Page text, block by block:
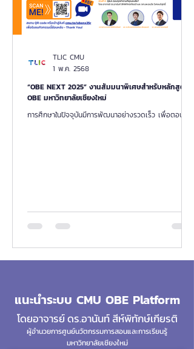
“OBE NEXT 2025” งานสัมมนาพิเศษสำหรับหลักสูตร
OBE มหาวิทยาลัยเชียงใหม่
การศึกษาในปัจจุบันมีการพัฒนาอย่างรวดเร็ว เพื่อตอบ
TLIC CMU
1 พ.ค. 2568
แนะนำระบบ CMU OBE Platform
​​โดยอาจารย์ ดร.อานันท์ สีห์พิทักษ์เกียรติ
ผู้อำนวยการศูนย์นวัตกรรมการสอนและการเรียนรู้
มหาวิทยาลัยเชียงใหม่